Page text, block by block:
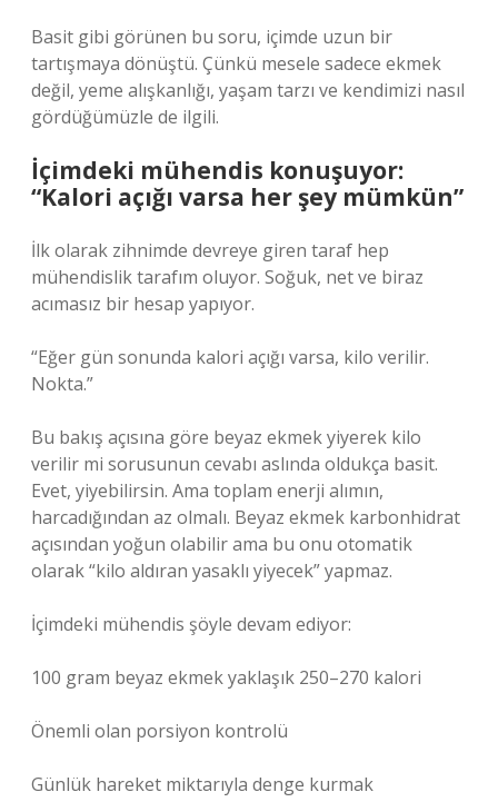
Basit gibi görünen bu soru, içimde uzun bir
tartışmaya dönüştü. Çünkü mesele sadece ekmek
değil, yeme alışkanlığı, yaşam tarzı ve kendimizi nasıl
gördüğümüzle de ilgili.
İçimdeki mühendis konuşuyor:
“Kalori açığı varsa her şey mümkün”
İlk olarak zihnimde devreye giren taraf hep
mühendislik tarafım oluyor. Soğuk, net ve biraz
acımasız bir hesap yapıyor.
“Eğer gün sonunda kalori açığı varsa, kilo verilir.
Nokta.”
Bu bakış açısına göre beyaz ekmek yiyerek kilo
verilir mi sorusunun cevabı aslında oldukça basit.
Evet, yiyebilirsin. Ama toplam enerji alımın,
harcadığından az olmalı. Beyaz ekmek karbonhidrat
açısından yoğun olabilir ama bu onu otomatik
olarak “kilo aldıran yasaklı yiyecek” yapmaz.
İçimdeki mühendis şöyle devam ediyor:
100 gram beyaz ekmek yaklaşık 250–270 kalori
Önemli olan porsiyon kontrolü
Günlük hareket miktarıyla denge kurmak